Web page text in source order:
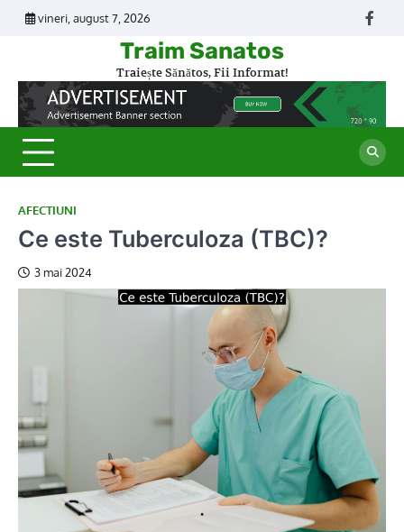
Skip
vineri, august 7, 2026
Traim Sanatos
Traiește Sănătos, Fii Informat!
AFECTIUNI
Ce este Tuberculoza (TBC)?
3 mai 2024